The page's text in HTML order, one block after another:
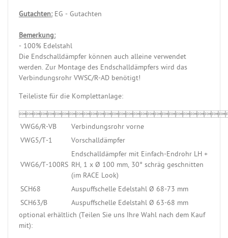
Gutachten:EG - Gutachten
Bemerkung:
- 100% Edelstahl
Die Endschalldämpfer können auch alleine verwendet
werden. Zur Montage des Endschalldämpfers wird das
Verbindungsrohr VWSC/R-AD benötigt!
Teileliste für die Komplettanlage:
VWG6/R-VB
Verbindungsrohr vorne
VWG5/T-1
Vorschalldämpfer
VWG6/T-100RS
Endschalldämpfer mit Einfach-Endrohr LH +
RH, 1 x Ø 100 mm, 30° schräg geschnitten
(im RACE Look)
SCH68
Auspuffschelle Edelstahl Ø 68-73 mm
SCH63/B
Auspuffschelle Edelstahl Ø 63-68 mm
optional erhältlich (Teilen Sie uns Ihre Wahl nach dem Kauf
mit):